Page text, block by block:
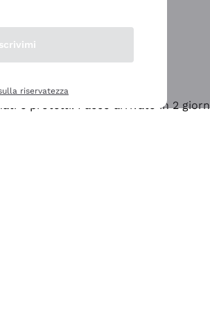
e protetti. Pacco arrivato in 2
riservatezza